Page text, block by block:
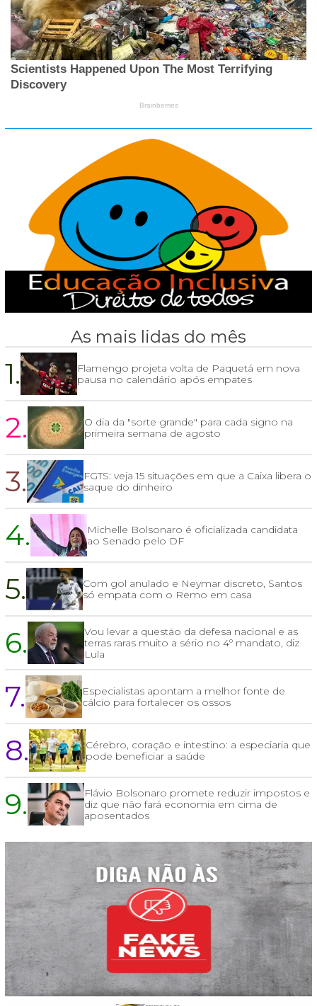
As mais lidas do mês
1.
Flamengo projeta volta de Paquetá em nova
pausa no calendário após empates
2.
O dia da "sorte grande" para cada signo na
primeira semana de agosto
3.
FGTS: veja 15 situações em que a Caixa libera o
saque do dinheiro
4.
Michelle Bolsonaro é oficializada candidata
ao Senado pelo DF
5.
Com gol anulado e Neymar discreto, Santos
só empata com o Remo em casa
6.
Vou levar a questão da defesa nacional e as
terras raras muito a sério no 4º mandato, diz
Lula
7.
Especialistas apontam a melhor fonte de
cálcio para fortalecer os ossos
8.
Cérebro, coração e intestino: a especiaria que
pode beneficiar a saúde
9.
Flávio Bolsonaro promete reduzir impostos e
diz que não fará economia em cima de
aposentados